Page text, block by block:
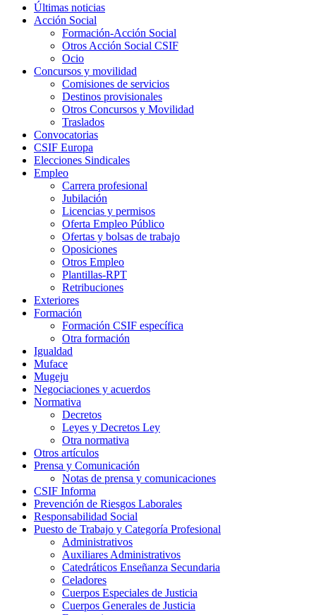
Últimas noticias
Acción Social
Formación-Acción Social
Otros Acción Social CSIF
Ocio
Concursos y movilidad
Comisiones de servicios
Destinos provisionales
Otros Concursos y Movilidad
Traslados
Convocatorias
CSIF Europa
Elecciones Sindicales
Empleo
Carrera profesional
Jubilación
Licencias y permisos
Oferta Empleo Público
Ofertas y bolsas de trabajo
Oposiciones
Otros Empleo
Plantillas-RPT
Retribuciones
Exteriores
Formación
Formación CSIF específica
Otra formación
Igualdad
Muface
Mugeju
Negociaciones y acuerdos
Normativa
Decretos
Leyes y Decretos Ley
Otra normativa
Otros artículos
Prensa y Comunicación
Notas de prensa y comunicaciones
CSIF Informa
Prevención de Riesgos Laborales
Responsabilidad Social
Puesto de Trabajo y Categoría Profesional
Administrativos
Auxiliares Administrativos
Catedráticos Enseñanza Secundaria
Celadores
Cuerpos Especiales de Justicia
Cuerpos Generales de Justicia